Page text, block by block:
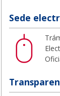
Sede